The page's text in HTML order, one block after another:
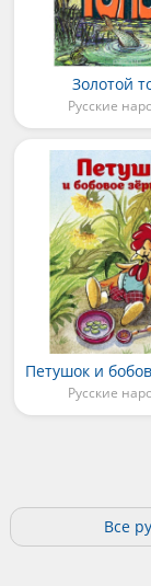
Золотой
Русские
Русские
Все